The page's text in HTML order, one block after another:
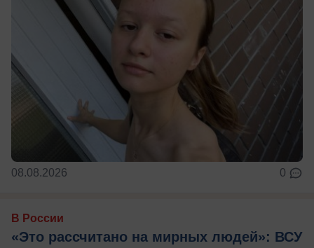
08.08.2026 0
В России
«Это рассчитано на мирных людей»: ВСУ